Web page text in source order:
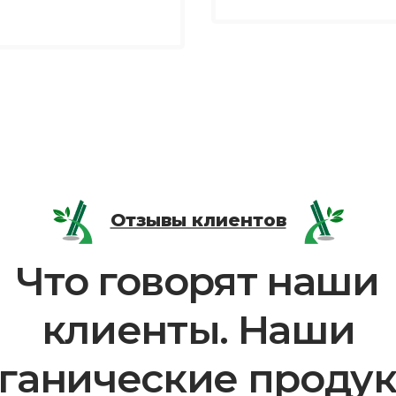
Отзывы клиентов
Что говорят наши
клиенты. Наши